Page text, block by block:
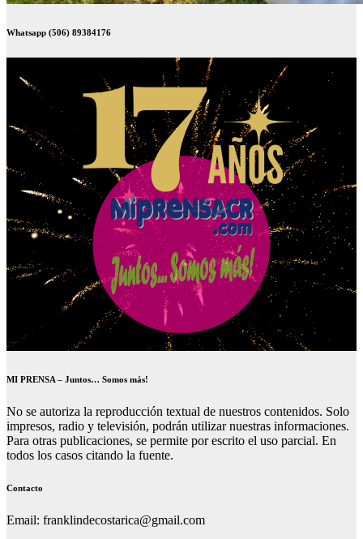
Whatsapp (506) 89384176
MI PRENSA – Juntos… Somos más!
No se autoriza la reproducción textual de nuestros contenidos. Solo
impresos, radio y televisión, podrán utilizar nuestras informaciones.
Para otras publicaciones, se permite por escrito el uso parcial. En
todos los casos citando la fuente.
Contacto
Email: franklindecostarica@gmail.com